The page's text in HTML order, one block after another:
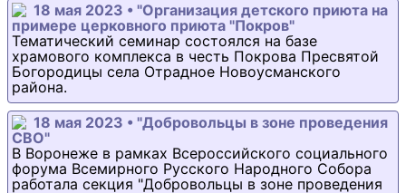
18 мая 2023 • "Организация детского приюта на
примере церковного приюта "Покров"
Тематический семинар состоялся на базе
храмового комплекса в честь Покрова Пресвятой
Богородицы села Отрадное Новоусманского
района.
18 мая 2023 • "Добровольцы в зоне проведения
СВО"
В Воронеже в рамках Всероссийского социального
форума Всемирного Русского Народного Собора
работала секция "Добровольцы в зоне проведения